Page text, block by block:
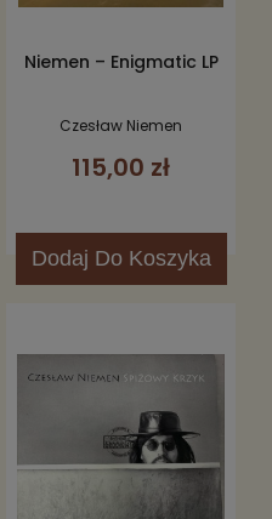
Niemen – Enigmatic LP
Czesław Niemen
115,00 zł
Dodaj Do Koszyka